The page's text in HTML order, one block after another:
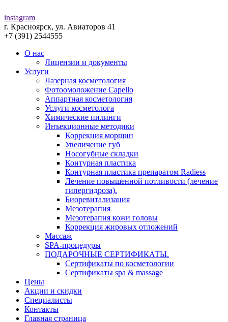
instagram
г. Красноярск, ул. Авиаторов 41
+7 (391) 2544555
О нас
Лицензии и документы
Услуги
Лазерная косметология
Фотоомоложение Capello
Аппартная косметология
Услуги косметолога
Химические пилинги
Инъекционные методики
Коррекция морщин
Увеличение губ
Носогубные складки
Контурная пластика
Контурная пластика препаратом Radiess
Лечение повышенной потливости (лечение
гипергидроза).
Биоревитализация
Мезотерапия
Мезотерапия кожи головы
Коррекция жировых отложений
Массаж
SPA-процедуры
ПОДАРОЧНЫЕ СЕРТИФИКАТЫ.
Сертификаты по косметологии
Сертификаты spa & massage
Цены
Акции и скидки
Специалисты
Контакты
Главная страница